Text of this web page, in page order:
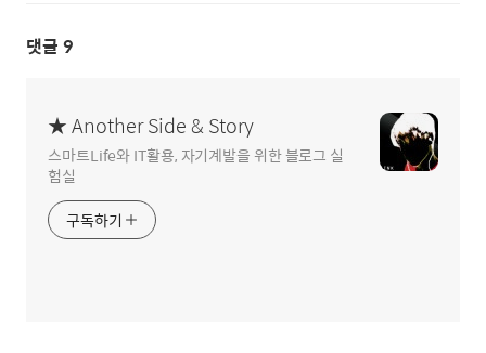
댓글 9
★ Another Side & Story
스마트Life와 IT활용, 자기계발을 위한 블로그 실
험실
구독하기